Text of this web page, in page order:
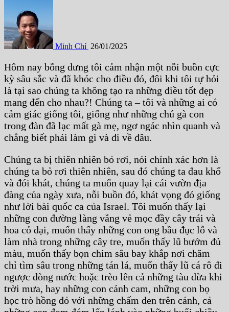
Minh Chí 26/01/2025
Hôm nay bỗng dưng tôi cảm nhận một nỗi buồn cực
kỳ sâu sắc và đã khóc cho điều đó, đôi khi tôi tự hỏi
là tại sao chúng ta không tạo ra những điều tốt đẹp
mang đến cho nhau?! Chúng ta – tôi và những ai có
cảm giác giống tôi, giống như những chú gà con
trong đàn đã lạc mất gà mẹ, ngơ ngác nhìn quanh và
chẳng biết phải làm gì và đi về đâu.
Chúng ta bị thiên nhiên bỏ rơi, nói chính xác hơn là
chúng ta bỏ rơi thiên nhiên, sau đó chúng ta đau khổ
và đói khát, chúng ta muốn quay lại cái vườn địa
đàng của ngày xưa, nỗi buồn đó, khát vọng đó giống
như lời bài quốc ca của Israel. Tôi muốn thấy lại
những con đường làng vắng vẻ mọc đầy cây trái và
hoa cỏ dại, muốn thấy những con ong bầu đục lỗ và
làm nhà trong những cây tre, muốn thấy lũ bướm đủ
màu, muốn thấy bọn chim sâu bay khắp nơi chăm
chỉ tìm sâu trong những tán lá, muốn thấy lũ cá rô đi
ngược dòng nước hoặc trèo lên cả những tàu dừa khi
trời mưa, hay những con cánh cam, những con bọ
học trò hồng đỏ với những chấm đen trên cánh, cả